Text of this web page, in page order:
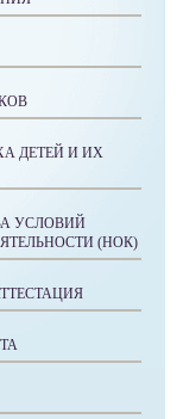
ДЕТЕЙ И ИХ
УСЛОВИЙ
(НОК)